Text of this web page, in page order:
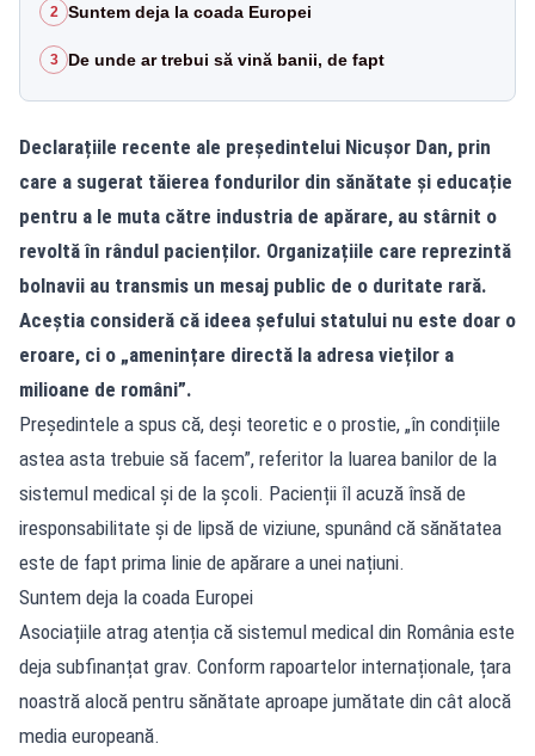
2 Suntem deja la coada Europei
3 De unde ar trebui să vină banii, de fapt
Declarațiile recente ale președintelui Nicușor Dan, prin
care a sugerat tăierea fondurilor din sănătate și educație
pentru a le muta către industria de apărare, au stârnit o
revoltă în rândul pacienților. Organizațiile care reprezintă
bolnavii au transmis un mesaj public de o duritate rară.
Aceștia consideră că ideea șefului statului nu este doar o
eroare, ci o „amenințare directă la adresa vieților a
milioane de români”.
Președintele a spus că, deși teoretic e o prostie, „în condițiile
astea asta trebuie să facem”, referitor la luarea banilor de la
sistemul medical și de la școli. Pacienții îl acuză însă de
iresponsabilitate și de lipsă de viziune, spunând că sănătatea
este de fapt prima linie de apărare a unei națiuni.
Suntem deja la coada Europei
Asociațiile atrag atenția că sistemul medical din România este
deja subfinanțat grav. Conform rapoartelor internaționale, țara
noastră alocă pentru sănătate aproape jumătate din cât alocă
media europeană.